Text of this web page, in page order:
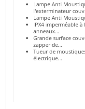
Lampe Anti
l'exterminateur
Lampe Anti
IPX4 imperméable
anneaux...
Grande surface
zapper de...
Tueur de
électrique...